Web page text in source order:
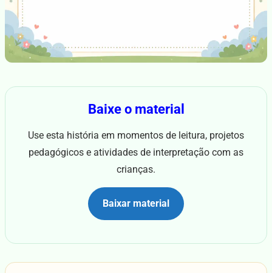
Baixe o material
Use esta história em momentos de leitura, projetos
pedagógicos e atividades de interpretação com as
crianças.
Baixar material